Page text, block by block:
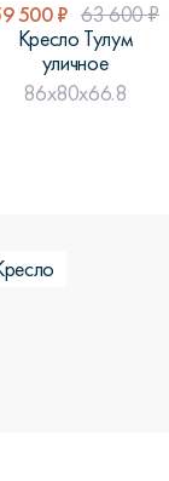
500₽ 63 600₽
Кресло Тулум
уличное
86x80x66.8